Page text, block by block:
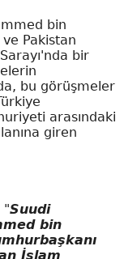
bin
Pakistan
bir
bu görüşmeler
arasındaki
giren
"Suudi
bin
İslam